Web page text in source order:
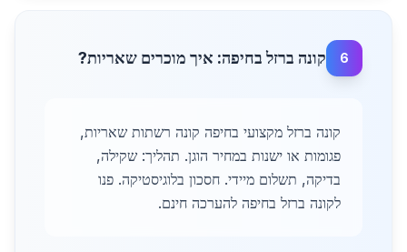
6 קונה ברזל בחיפה: איך מוכרים שאריות?
קונה ברזל מקצועי בחיפה קונה רשתות שאריות,
פגומות או ישנות במחיר הוגן. תהליך: שקילה,
בדיקה, תשלום מיידי. חסכון בלוגיסטיקה. פנו
לקונה ברזל בחיפה להערכה חינם.